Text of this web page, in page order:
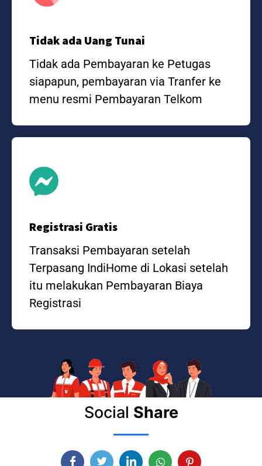
Tidak ada Uang Tunai
Tidak ada Pembayaran ke Petugas
siapapun, pembayaran via Tranfer ke
menu resmi Pembayaran Telkom
Registrasi Gratis
Transaksi Pembayaran setelah
Terpasang IndiHome di Lokasi setelah
itu melakukan Pembayaran Biaya
Registrasi
Social Share